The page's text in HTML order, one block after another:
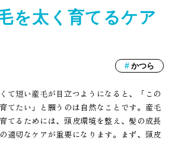
を太く育てるケア
かつら
て短い産毛が目立つようになると、「この
てたい」と願うのは自然なことです。産毛
てるためには、頭皮環境を整え、髪の成長
適切なケアが重要になります。まず、頭皮